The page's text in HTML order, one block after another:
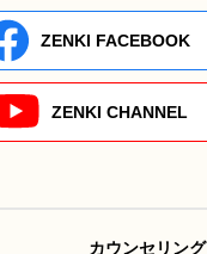
ZENKI FACEBOOK
ZENKI CHANNEL
カウンセリング